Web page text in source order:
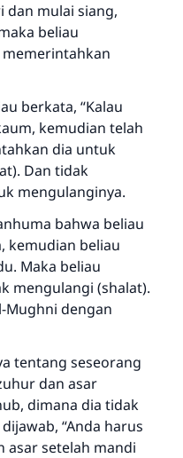
dan mulai siang,
beliau
berkata, “Kalau
kemudian telah
dia untuk
Dan tidak
mengulanginya.
bahwa beliau
kemudian beliau
Maka beliau
mengulangi (shalat).
Mughni dengan
tentang seseorang
dan asar
dimana dia tidak
“Anda harus
asar setelah mandi
110845
jawaban untuk umat
Rasulullah ﷺ bersabda
suatu kebaikan,
pahala yang
melakukannya"